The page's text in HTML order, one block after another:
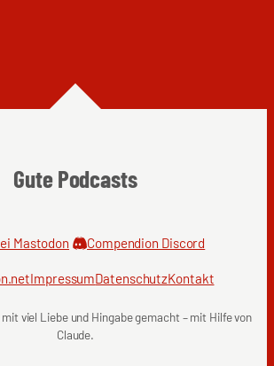
Gute Podcasts
Mastodon Compendion Discord
ImpressumDatenschutzKontakt
viel Liebe und Hingabe gemacht – mit Hilfe von
Claude.